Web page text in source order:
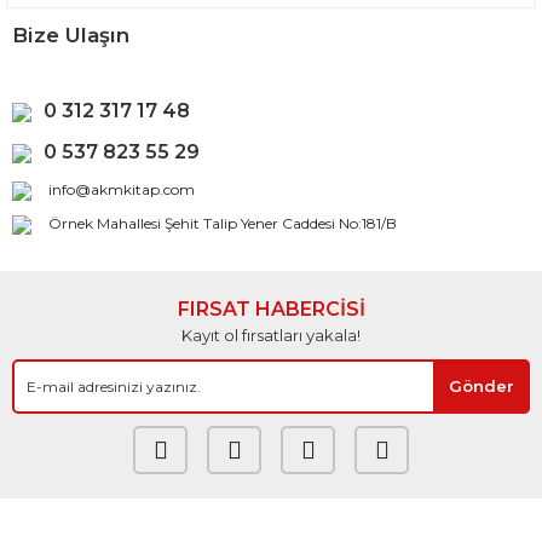
Bize Ulaşın
0 312 317 17 48
0 537 823 55 29
info@akmkitap.com
Örnek Mahallesi Şehit Talip Yener Caddesi No:181/B
FIRSAT HABERCİSİ
Kayıt ol fırsatları yakala!
Gönder